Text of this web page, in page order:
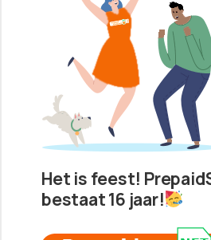
Het is feest!
bestaat 16 jaar!